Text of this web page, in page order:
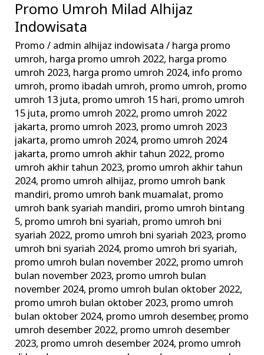
Promo Umroh Milad Alhijaz
Indowisata
Promo / admin alhijaz indowisata/ harga promo
umroh, harga promo umroh 2022, harga promo
umroh 2023, harga promo umroh 2024, info promo
umroh, promo ibadah umroh, promo umroh, promo
umroh 13 juta, promo umroh 15 hari, promo umroh
15 juta, promo umroh 2022, promo umroh 2022
jakarta, promo umroh 2023, promo umroh 2023
jakarta, promo umroh 2024, promo umroh 2024
jakarta, promo umroh akhir tahun 2022, promo
umroh akhir tahun 2023, promo umroh akhir tahun
2024, promo umroh alhijaz, promo umroh bank
mandiri, promo umroh bank muamalat, promo
umroh bank syariah mandiri, promo umroh bintang
5, promo umroh bni syariah, promo umroh bni
syariah 2022, promo umroh bni syariah 2023, promo
umroh bni syariah 2024, promo umroh bri syariah,
promo umroh bulan november 2022, promo umroh
bulan november 2023, promo umroh bulan
november 2024, promo umroh bulan oktober 2022,
promo umroh bulan oktober 2023, promo umroh
bulan oktober 2024, promo umroh desember, promo
umroh desember 2022, promo umroh desember
2023, promo umroh desember 2024, promo umroh
Promo
Umroh
Milad
Alhijaz
Indowisata